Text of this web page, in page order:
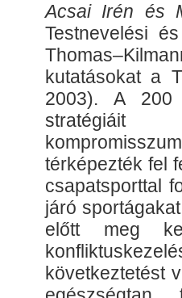
Acsai Irén és
Testnevelési
kutatásokat a
2003). A 200
stratégiáit
térképezték fel
csapatsporttal
járó
előtt meg
következtetést